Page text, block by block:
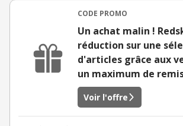
CODE PROMO
Un achat malin !
réduction sur une
d'articles grâce aux
un maximum de
Voir l'offre